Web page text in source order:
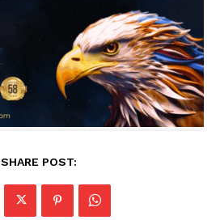
SHARE POST: